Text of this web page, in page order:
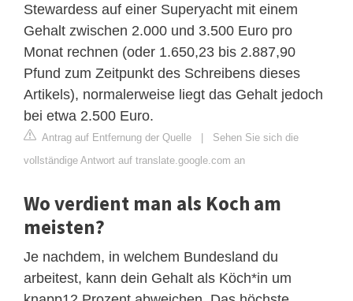
Stewardess auf einer Superyacht mit einem
Gehalt zwischen 2.000 und 3.500 Euro pro
Monat rechnen (oder 1.650,23 bis 2.887,90
Pfund zum Zeitpunkt des Schreibens dieses
Artikels), normalerweise liegt das Gehalt jedoch
bei etwa 2.500 Euro.
Antrag auf Entfernung der Quelle | Sehen Sie sich die
vollständige Antwort auf translate.google.com an
Wo verdient man als Koch am
meisten?
Je nachdem, in welchem Bundesland du
arbeitest, kann dein Gehalt als Köch*in um